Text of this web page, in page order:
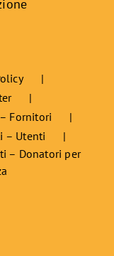
Fornitori
– Utenti
– Donatori per